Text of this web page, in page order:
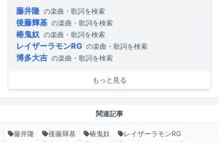
藤井隆 の楽曲・歌詞を検索
後藤輝基 の楽曲・歌詞を検索
椿鬼奴 の楽曲・歌詞を検索
レイザーラモンRG の楽曲・歌詞を検索
博多大吉 の楽曲・歌詞を検索
もっと見る
関連記事
藤井隆 後藤輝基 椿鬼奴
レイザーラモンRG